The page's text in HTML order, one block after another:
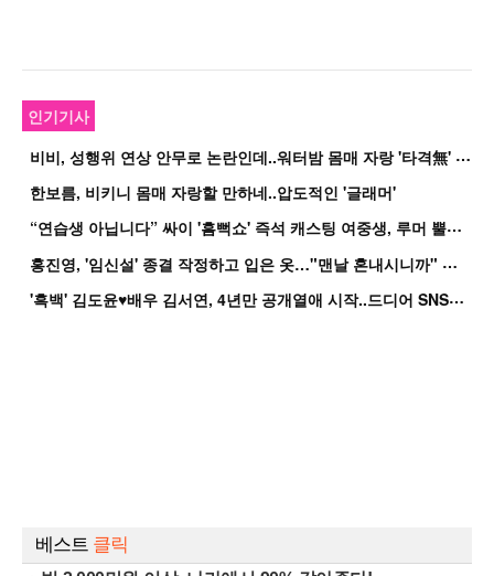
인기기사
비
비, 성행위 연상 안무로 논란인데..워터밤 몸매 자랑 '타격無' 근황
한보름, 비키니 몸매 자랑할 만하네..압도적인 '글래머'
“
연습생 아닙니다” 싸이 '흠뻑쇼' 즉석 캐스팅 여중생, 루머 뿔났다[Oh!쎈 이...
홍
진영, '임신설' 종결 작정하고 입은 옷…"맨날 혼내시니까" 억울
'
흑백' 김도윤♥배우 김서연, 4년만 공개열애 시작..드디어 SNS에 노출 [핫피...